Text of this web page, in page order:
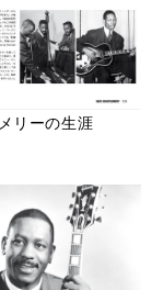
リーの生涯